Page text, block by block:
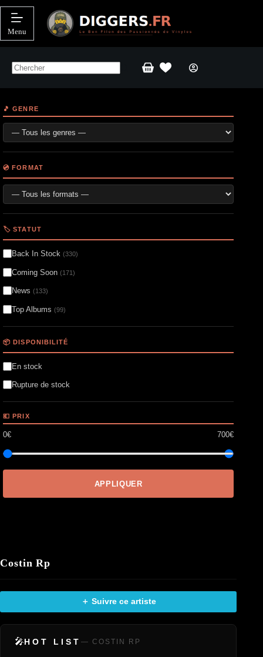
Passer
contenu
Menu
Panier
Costin Rp
＋ Suivre ce artiste
🎤HOT LIST — COSTIN RP
🎵 GENRE
💿 FORMAT
🏷️ STATUT
Back In Stock (330)
Coming Soon (171)
News (133)
Top Albums (99)
📦 DISPONIBILITÉ
En stock
Rupture de stock
💶 PRIX
0€ 700€
APPLIQUER